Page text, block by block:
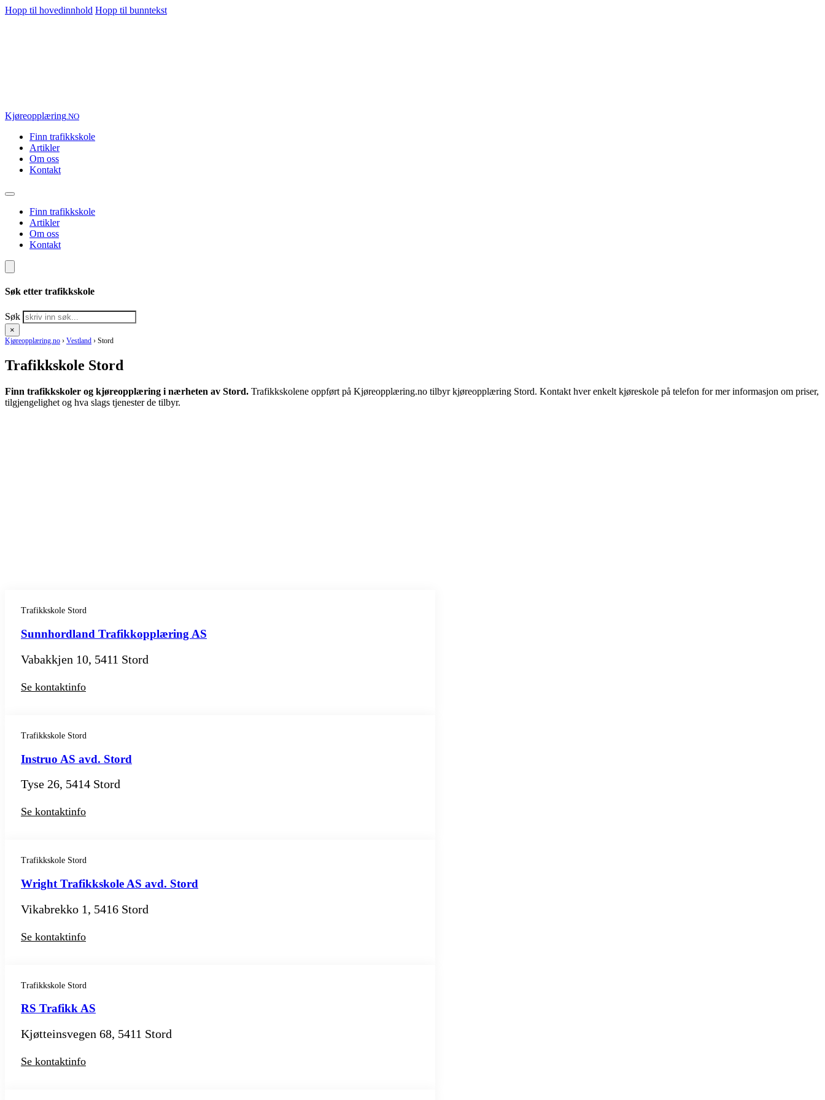
Hopp til hovedinnhold Hopp til bunntekst
Kjøreopplæring.NO
Finn trafikkskole
Artikler
Om oss
Kontakt
Finn trafikkskole
Artikler
Om oss
Kontakt
Søk etter trafikkskole
Søk
×
Kjøreopplæring.no › Vestland › Stord
Trafikkskole Stord
Finn trafikkskoler og kjøreopplæring i nærheten av Stord. Trafikkskolene oppført på Kjøreopplæring.no tilbyr kjøreopplæring Stord. Kontakt hver enkelt kjøreskole på telefon for mer informasjon om priser,
tilgjengelighet og hva slags tjenester de tilbyr.
Trafikkskole Stord
Sunnhordland Trafikkopplæring AS
Vabakkjen 10, 5411 Stord
Se kontaktinfo
Trafikkskole Stord
Instruo AS avd. Stord
Tyse 26, 5414 Stord
Se kontaktinfo
Trafikkskole Stord
Wright Trafikkskole AS avd. Stord
Vikabrekko 1, 5416 Stord
Se kontaktinfo
Trafikkskole Stord
RS Trafikk AS
Kjøtteinsvegen 68, 5411 Stord
Se kontaktinfo